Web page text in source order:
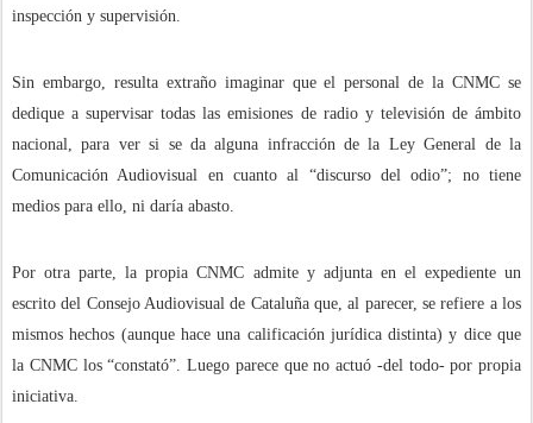
inspección y supervisión.
Sin embargo, resulta extraño imaginar que el personal de la CNMC se
dedique a supervisar todas las emisiones de radio y televisión de ámbito
nacional, para ver si se da alguna infracción de la Ley General de la
Comunicación Audiovisual en cuanto al “discurso del odio”; no tiene
medios para ello, ni daría abasto.
Por otra parte, la propia CNMC admite y adjunta en el expediente un
escrito del Consejo Audiovisual de Cataluña que, al parecer, se refiere a los
mismos hechos (aunque hace una calificación jurídica distinta) y dice que
la CNMC los “constató”. Luego parece que no actuó -del todo- por propia
iniciativa.